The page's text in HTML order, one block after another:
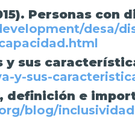
Personas con
desa/
y sus
y-sus-
definición e
blog/